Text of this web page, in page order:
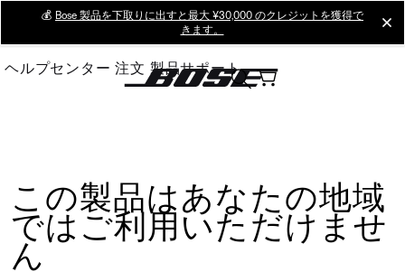
Main
💰 Bose 製品を下取りに出すと最大 ¥30,000 のクレジットを獲得で
きます。
ヘルプセンター 注文 製品サポート
この製品はあなたの地域
ではご利用いただけませ
ん